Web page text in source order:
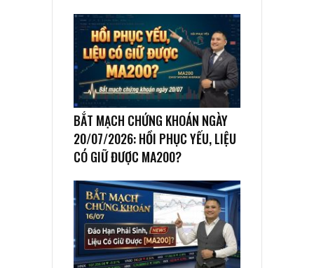
BẮT MẠCH CHỨNG KHOÁN NGÀY
20/07/2026: HỒI PHỤC YẾU, LIỆU
CÓ GIỮ ĐƯỢC MA200?